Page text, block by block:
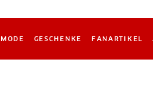
MODE GESCHENKE FANARTIKEL